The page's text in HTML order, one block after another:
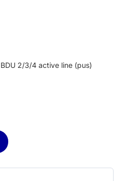
2/3/4 active line (pus)